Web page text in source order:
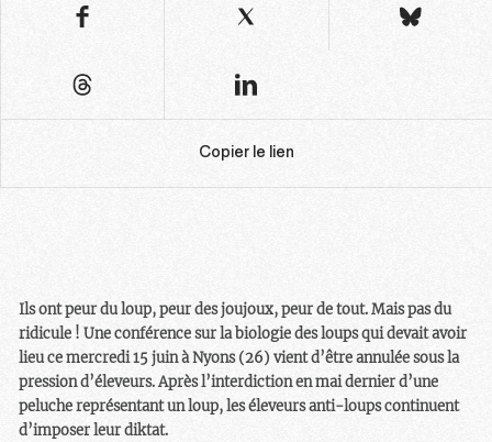
Copier le lien
Ils ont peur du loup, peur des joujoux, peur de tout. Mais pas du
ridicule ! Une conférence sur la biologie des loups qui devait avoir
lieu ce mercredi 15 juin à Nyons (26) vient d’être annulée sous la
pression d’éleveurs. Après l’interdiction en mai dernier d’une
peluche représentant un loup, les éleveurs anti-loups continuent
d’imposer leur diktat.